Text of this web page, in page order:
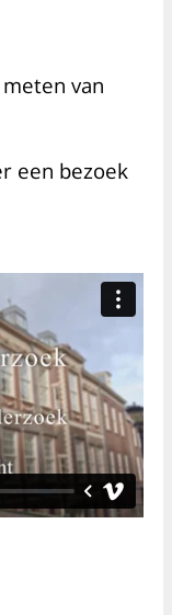
van
een bezoek